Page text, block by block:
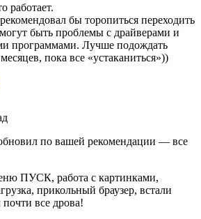
работает.
бы торопиться переходить
быть проблемы с драйверами и
программами. Лучше подождать
пока все «устаканиться»))
по вашей рекомендации — все
ПУСК, работа с картинками,
прикольный браузер, встали
все дрова!